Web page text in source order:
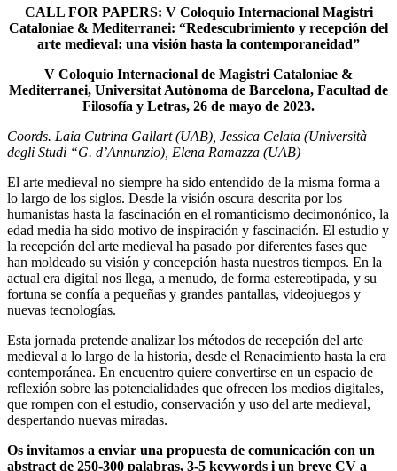
CALL FOR PAPERS: V Coloquio Internacional Magistri
Cataloniae & Mediterranei: “Redescubrimiento y recepción del
arte medieval: una visión hasta la contemporaneidad”
V Coloquio Internacional de Magistri Cataloniae &
Mediterranei, Universitat Autònoma de Barcelona, Facultad de
Filosofía y Letras, 26 de mayo de 2023.
Coords. Laia Cutrina Gallart (UAB), Jessica Celata (Università
degli Studi “G. d’Annunzio), Elena Ramazza (UAB)
El arte medieval no siempre ha sido entendido de la misma forma a
lo largo de los siglos. Desde la visión oscura descrita por los
humanistas hasta la fascinación en el romanticismo decimonónico, la
edad media ha sido motivo de inspiración y fascinación. El estudio y
la recepción del arte medieval ha pasado por diferentes fases que
han moldeado su visión y concepción hasta nuestros tiempos. En la
actual era digital nos llega, a menudo, de forma estereotipada, y su
fortuna se confía a pequeñas y grandes pantallas, videojuegos y
nuevas tecnologías.
Esta jornada pretende analizar los métodos de recepción del arte
medieval a lo largo de la historia, desde el Renacimiento hasta la era
contemporánea. En encuentro quiere convertirse en un espacio de
reflexión sobre las potencialidades que ofrecen los medios digitales,
que rompen con el estudio, conservación y uso del arte medieval,
despertando nuevas miradas.
Os invitamos a enviar una propuesta de comunicación con un
abstract de 250-300 palabras, 3-5 keywords i un breve CV a